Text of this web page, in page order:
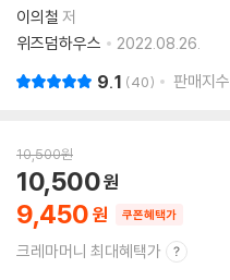
이의철 저
위즈덤하우스
2022.08.26.
9.1 40 판매지수
10,500원
9,450
10,500
쿠폰혜택가
크레마머니 최대혜택가